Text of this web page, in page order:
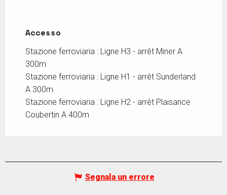
Accesso
Accesso
Stazione ferroviaria : Ligne H3 - arrêt Miner A
300m
Stazione ferroviaria : Ligne H1 - arrêt Sunderland
A 300m
Stazione ferroviaria : Ligne H2 - arrêt Plaisance
Coubertin A 400m
Segnala un errore